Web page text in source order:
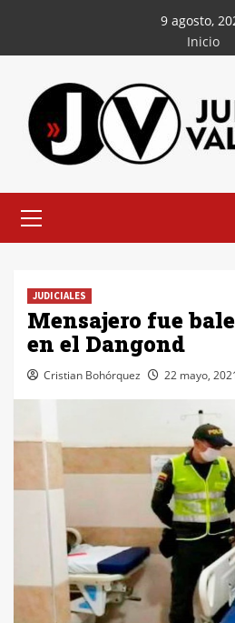
contenido
9 agosto,
Inicio
principal
JUDICIALES
Mensajero fue
en el Dangond
Cristian Bohórquez 22 mayo,